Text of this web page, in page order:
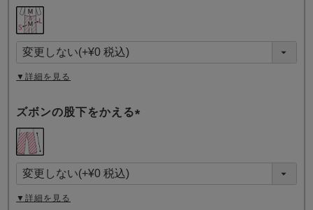
須
)
▼詳細を見る
ズボンの股下をかえる
須
)
▼詳細を見る